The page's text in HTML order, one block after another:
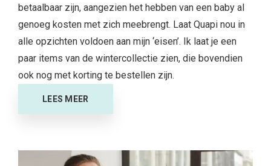
betaalbaar zijn, aangezien het hebben van een baby al
genoeg kosten met zich meebrengt. Laat Quapi nou in
alle opzichten voldoen aan mijn ‘eisen’. Ik laat je een
paar items van de wintercollectie zien, die bovendien
ook nog met korting te bestellen zijn.
LEES MEER